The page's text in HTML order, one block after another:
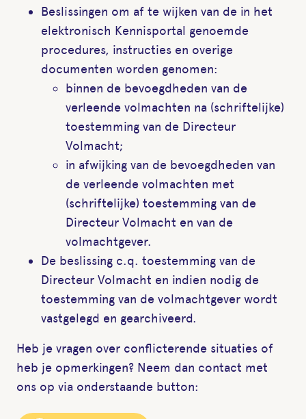
Beslissingen om af te wijken van de in het
elektronisch Kennisportal genoemde
procedures, instructies en overige
documenten worden genomen:
binnen de bevoegdheden van de
verleende volmachten na (schriftelijke)
toestemming van de Directeur
Volmacht;
in afwijking van de bevoegdheden van
de verleende volmachten met
(schriftelijke) toestemming van de
Directeur Volmacht en van de
volmachtgever.
De beslissing c.q. toestemming van de
Directeur Volmacht en indien nodig de
toestemming van de volmachtgever wordt
vastgelegd en gearchiveerd.
Heb je vragen over conflicterende situaties of
heb je opmerkingen? Neem dan contact met
ons op via onderstaande button: